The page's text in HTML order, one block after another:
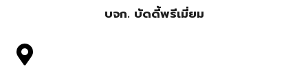
บจก. บัดดี้พรีเมี่ยม